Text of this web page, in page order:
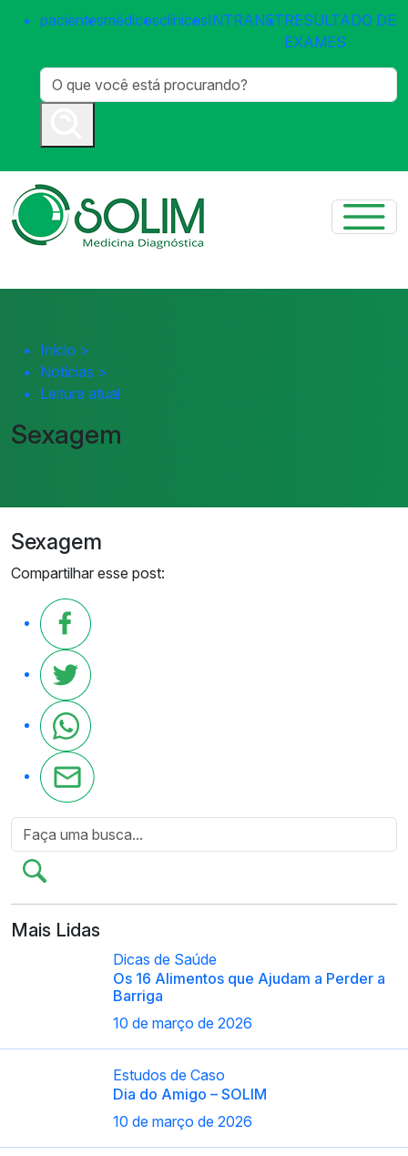
pacientesmédicosclínicasINTRANETRESULTADO DE
EXAMES
Início >
Notícias >
Leitura atual
Sexagem
Sexagem
Compartilhar esse post:
Mais Lidas
Dicas de Saúde
Os 16 Alimentos que Ajudam a Perder a
Barriga
10 de março de 2026
Estudos de Caso
Dia do Amigo – SOLIM
10 de março de 2026